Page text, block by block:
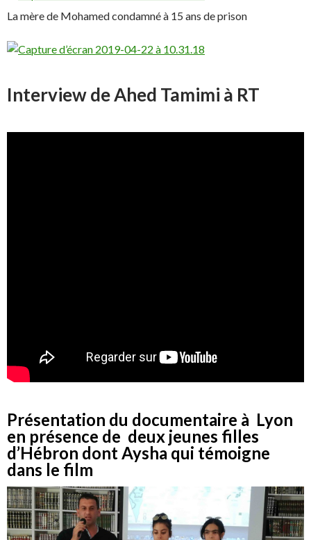
La mère de Mohamed condamné à 15 ans de prison
Interview de Ahed Tamimi à RT
Présentation du documentaire à Lyon
en présence de deux jeunes filles
d’Hébron dont Aysha qui témoigne
dans le film